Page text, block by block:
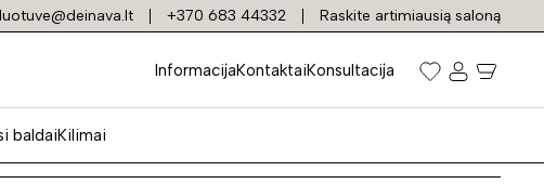
+370 683 44332 Raskite artimiausią saloną
InformacijaKontaktaiKonsultacija
baldaiKilimai